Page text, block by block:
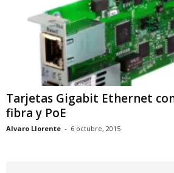
Tarjetas Gigabit Ethernet
fibra y PoE
Alvaro Llorente - 6 octubre, 2015